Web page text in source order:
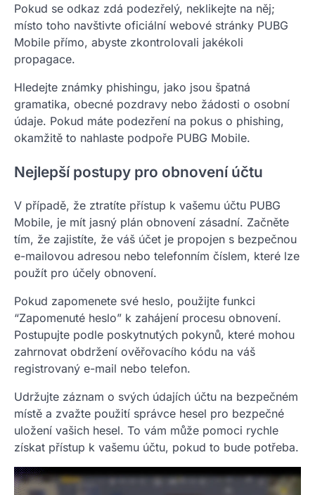
Pokud se odkaz zdá podezřelý, neklikejte na něj;
místo toho navštivte oficiální webové stránky PUBG
Mobile přímo, abyste zkontrolovali jakékoli
propagace.
Hledejte známky phishingu, jako jsou špatná
gramatika, obecné pozdravy nebo žádosti o osobní
údaje. Pokud máte podezření na pokus o phishing,
okamžitě to nahlaste podpoře PUBG Mobile.
Nejlepší postupy pro obnovení účtu
V případě, že ztratíte přístup k vašemu účtu PUBG
Mobile, je mít jasný plán obnovení zásadní. Začněte
tím, že zajistíte, že váš účet je propojen s bezpečnou
e-mailovou adresou nebo telefonním číslem, které lze
použít pro účely obnovení.
Pokud zapomenete své heslo, použijte funkci
“Zapomenuté heslo” k zahájení procesu obnovení.
Postupujte podle poskytnutých pokynů, které mohou
zahrnovat obdržení ověřovacího kódu na váš
registrovaný e-mail nebo telefon.
Udržujte záznam o svých údajích účtu na bezpečném
místě a zvažte použití správce hesel pro bezpečné
uložení vašich hesel. To vám může pomoci rychle
získat přístup k vašemu účtu, pokud to bude potřeba.